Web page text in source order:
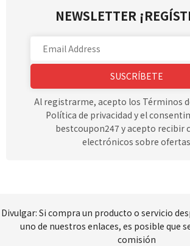
NEWSLETTER
SUSCRÍBETE
Al registrarme, acepto los Términos
Política de privacidad y el
bestcoupon247 y acepto recibir
electrónicos sobre ofertas
Divulgar: Si compra un producto o servicio
uno de nuestros enlaces, es posible que
comisión